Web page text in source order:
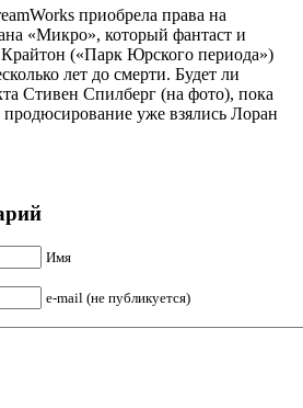
приобрела права на
«Микро», который фантаст и
(«Парк Юрского периода»)
лет до смерти. Будет ли
Стивен Спилберг (на фото), пока
продюсирование уже взялись Лоран
Имя
e-mail (не публикуется)